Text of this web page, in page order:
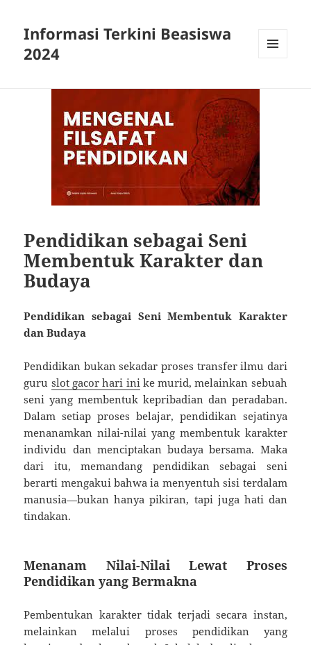
Informasi Terkini Beasiswa
2024
WIDGETS
Pendidikan sebagai Seni
Membentuk Karakter dan
Budaya
Pendidikan sebagai Seni Membentuk Karakter
dan Budaya
Pendidikan bukan sekadar proses transfer ilmu dari
guru slot gacor hari ini ke murid, melainkan sebuah
seni yang membentuk kepribadian dan peradaban.
Dalam setiap proses belajar, pendidikan sejatinya
menanamkan nilai-nilai yang membentuk karakter
individu dan menciptakan budaya bersama. Maka
dari itu, memandang pendidikan sebagai seni
berarti mengakui bahwa ia menyentuh sisi terdalam
manusia—bukan hanya pikiran, tapi juga hati dan
tindakan.
Menanam Nilai-Nilai Lewat Proses
Pendidikan yang Bermakna
Pembentukan karakter tidak terjadi secara instan,
melainkan melalui proses pendidikan yang